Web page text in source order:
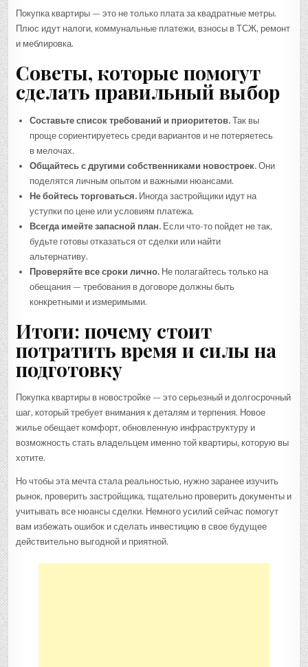
Покупка квартиры — это не только плата за квадратные метры.
Плюс идут налоги, коммунальные платежи, взносы в ТСЖ, ремонт
и меблировка.
Советы, которые помогут
сделать правильный выбор
Составьте список требований и приоритетов. Так вы
проще сориентируетесь среди вариантов и не потеряетесь
в мелочах.
Общайтесь с другими собственниками новостроек. Они
поделятся личным опытом и важными нюансами.
Не бойтесь торговаться. Иногда застройщики идут на
уступки по цене или условиям платежа.
Всегда имейте запасной план. Если что-то пойдет не так,
будьте готовы отказаться от сделки или найти
альтернативу.
Проверяйте все сроки лично. Не полагайтесь только на
обещания — требования в договоре должны быть
конкретными и измеримыми.
Итоги: почему стоит
потратить время и силы на
подготовку
Покупка квартиры в новостройке — это серьезный и долгосрочный
шаг, который требует внимания к деталям и терпения. Новое
жилье обещает комфорт, обновленную инфраструктуру и
возможность стать владельцем именно той квартиры, которую вы
хотите.
Но чтобы эта мечта стала реальностью, нужно заранее изучить
рынок, проверить застройщика, тщательно проверить документы и
учитывать все нюансы сделки. Немного усилий сейчас помогут
вам избежать ошибок и сделать инвестицию в свое будущее
действительно выгодной и приятной.